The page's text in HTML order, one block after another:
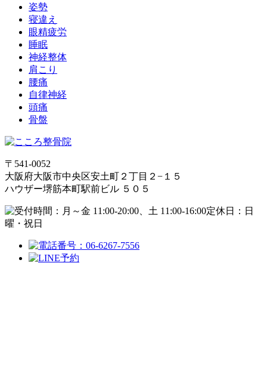
姿勢
寝違え
眼精疲労
睡眠
神経整体
肩こり
腰痛
自律神経
頭痛
骨盤
〒541-0052
大阪府大阪市中央区安土町２丁目２−１５
ハウザー堺筋本町駅前ビル ５０５
定休日：日
曜・祝日